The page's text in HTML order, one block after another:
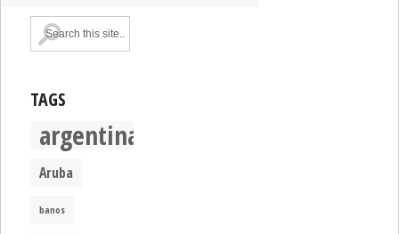
TAGS
argentina
Aruba
banos